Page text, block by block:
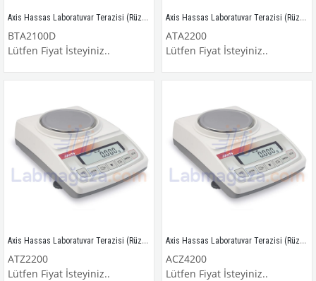
Axis Hassas Laboratuvar Terazisi (Rüzgarlıklı) / BTA2100D
BTA2100D
Lütfen Fiyat İsteyiniz..
Axis Hassas Laboratuvar Terazisi (Rüzgarlıklı) / ATA2200
ATA2200
Lütfen Fiyat İsteyiniz..
Axis Hassas Laboratuvar Terazisi (Rüzgarlıklı) / ATZ2200
ATZ2200
Lütfen Fiyat İsteyiniz..
Axis Hassas Laboratuvar Terazisi (Rüzgarlıklı) / ACZ4200
ACZ4200
Lütfen Fiyat İsteyiniz..